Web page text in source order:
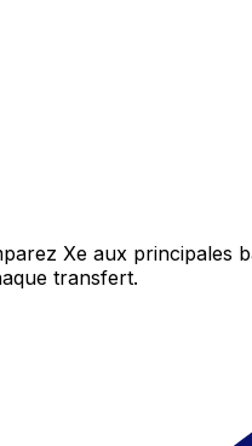
Xe aux principales
transfert.